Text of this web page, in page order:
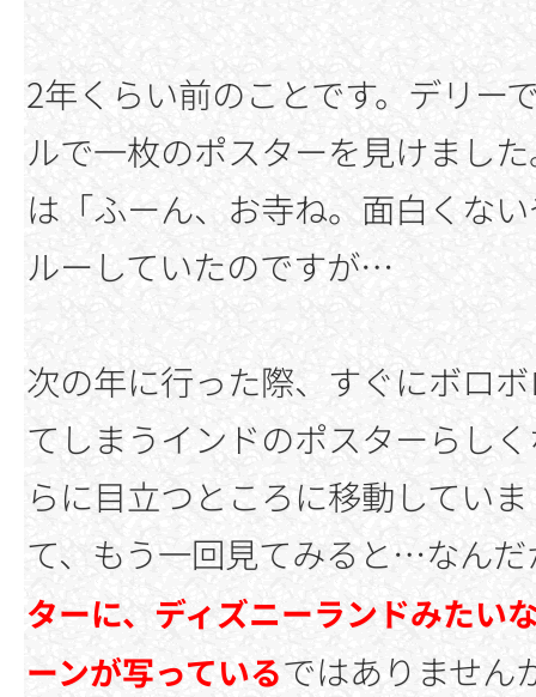
2年くらい前のことです。デリー
ルで一枚のポスターを見けまし
は「ふーん、お寺ね。面白くな
ルーしていたのですが…
次の年に行った際、すぐにボロ
てしまうインドのポスターらし
らに目立つところに移動してい
て、もう一回見てみると…なん
ターに、ディズニーランドみたい
ーンが写っているではありません